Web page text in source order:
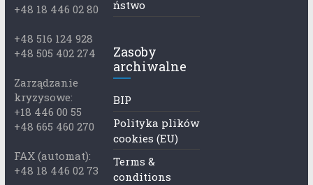
+48 18 446 02 80
+48 516 124 928
+48 505 402 274
Zarządzanie
kryzysowe:
+18 446 00 55
+48 665 460 270
FAX (automat):
+48 18 446 02 73
ństwo
Zasoby
archiwalne
BIP
Polityka plików
cookies (EU)
Terms &
conditions